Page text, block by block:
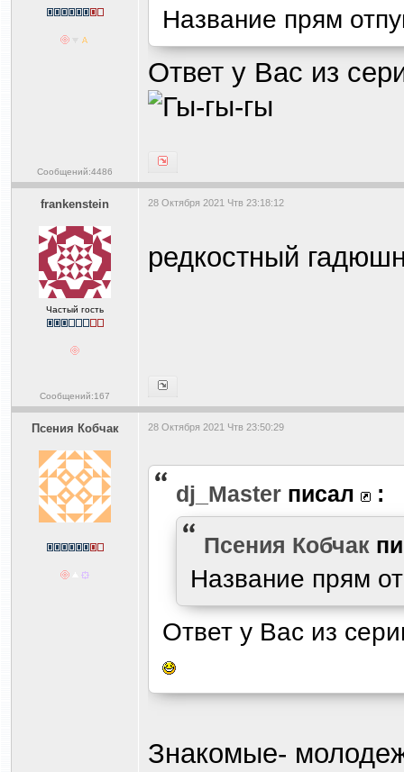
Сообщений:4486
Название прям
Ответ у Вас из
frankenstein
Частый гость
Сообщений:167
28 Октября 2021 Чтв 23:18:12
редкостный
Псения Кобчак 28 Октября 2021 Чтв 23:50:29
dj_Master писал :
Псения Кобчак
Название прям
Ответ у Вас из
Знакомые-